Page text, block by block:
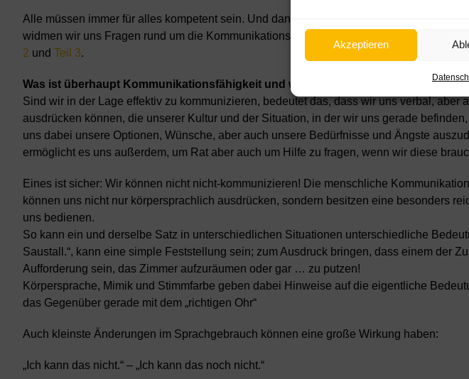
Akzeptieren
Alle müssen immer für alles kompetent sein. Und dann noch lebenskompetent? Im
widmen wir uns Fragen rund um die Kommunikationsfähigkeit und die
2 und Teil 3.
Was ist überhaupt Kommunikationsfähigkeit und wofür ist sie gut?
Sind wir in der Lage effektiv zu kommunizieren, bedeutet das, dass wir uns verbal, aber
ausdrücken können, die unserer Kultur und der Situation, in der wir uns gerade
uns dabei unsere Optionen, Wünsche, aber auch unsere Bedürfnisse und Ängste
ermöglicht es uns außerdem, um Rat aber auch um Hilfe zu fragen, wenn wir diese
Eines ist sicher: Wir können nicht nicht-kommunizieren! Die menschliche
können uns nicht nur körpersprachlich ausdrücken, sondern besitzen eine besonders
uns bedienen.
So kann ein und derselbe Satz in unterschiedlichen Situationen unterschiedliche
Saustall.“, kann eine simple Feststellung sein; zum Ausdruck bringen, dass einem der
Aufforderung sein, das Zimmer aufzuräumen oder gar … zu putzen!
Körpersprache, Mimik und Stimmfarbe geben dabei Hinweise auf die eigentliche
das Gegenüber gerade mit dem „richtigen Ohr“
Auch kleinste Änderungen im Sprachgebrauch können eine große Wirkung haben:
„Ich kann das nicht.“ – „Ich kann das noch nicht.“